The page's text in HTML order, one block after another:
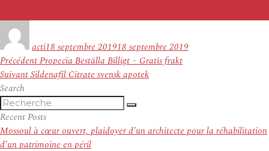
actile
18 septembre 201918 septembre 2019
Navigation
de
l’article
PrécédentArticle
précédent :
Propecia Beställa Billigt – Gratis frakt
SuivantArticle
Sildenafil Citrate svensk apotek
Search
Recherche
pour
:
Recherche
Recent Posts
Mossoul à cœur ouvert, plaidoyer d’un architecte pour la réhabilitation
d’un patrimoine en péril